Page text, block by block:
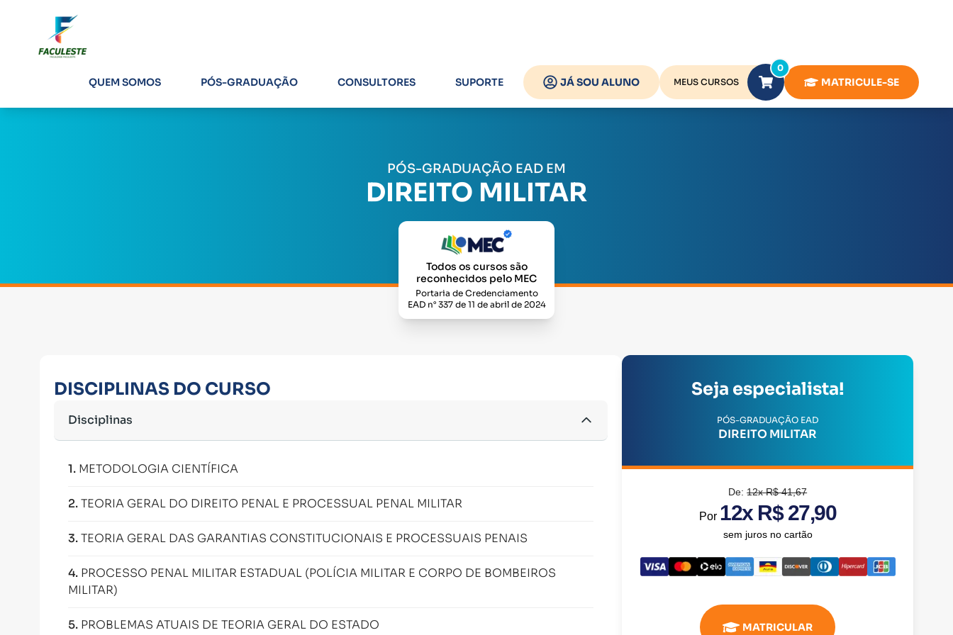
QUEM SOMOS PÓS-GRADUAÇÃO CONSULTORES SUPORTE JÁ SOU ALUNO MEUS CURSOS
0
MATRICULE-SE
PÓS-GRADUAÇÃO EAD EM
DIREITO MILITAR
Todos os cursos são
reconhecidos pelo MEC
Portaria de Credenciamento
EAD n° 337 de 11 de abril de 2024
DISCIPLINAS DO CURSO
Disciplinas
1. METODOLOGIA CIENTÍFICA
2.TEORIA GERAL DO DIREITO PENAL E PROCESSUAL PENAL MILITAR
3.TEORIA GERAL DAS GARANTIAS CONSTITUCIONAIS E PROCESSUAIS PENAIS
4. PROCESSO PENAL MILITAR ESTADUAL (POLÍCIA MILITAR E CORPO DE BOMBEIROS
MILITAR)
5. PROBLEMAS ATUAIS DE TEORIA GERAL DO ESTADO
Seja especialista!
PÓS-GRADUAÇÃO EAD
DIREITO MILITAR
De:12x R$ 41,67
Por 12x R$ 27,90
sem juros no cartão
MATRICULAR